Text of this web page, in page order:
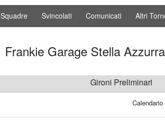
Squadre Svincolati Comunicati Altri
Frankie Garage Stella
Gironi Preliminari
Calendario